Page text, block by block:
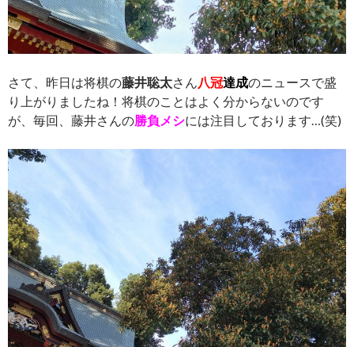
さて、昨日は将棋の藤井聡太さん八冠達成のニュースで盛
り上がりましたね！将棋のことはよく分からないのです
が、毎回、藤井さんの勝負メシには注目しております…(笑)